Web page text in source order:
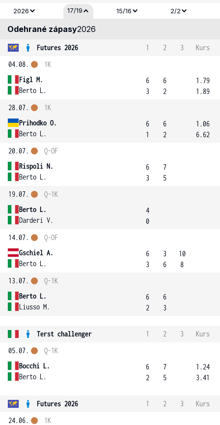
2026 17/19 15/16 2/2
Odehrané zápasy2026
Futures 2026 1 2 3
Kurs
04.08.
Figl M.
Berto L.
1K
6
3
6
2
1.79
1.89
28.07.
Prihodko O.
Berto L.
1K
6
1
6
2
1.06
6.62
20.07.
Rispoli N.
Berto L.
Q-OF
6
3
7
5
19.07.
Berto L.
Darderi V.
Q-1K
4
0
14.07.
Gschiel A.
Berto L.
Q-OF
6
3
3
6
10
8
13.07.
Berto L.
Liusso M.
Q-1K
6
2
6
3
Terst challenger 1 2 3
Kurs
05.07.
Bocchi L.
Berto L.
Q-1K
6
2
7
5
1.24
3.41
Futures 2026 1 2 3
Kurs
24.06.
1K